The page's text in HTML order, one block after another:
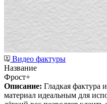
Видео фактуры
Название
Фрост+
Описание: Гладкая фактура
материал идеальным для